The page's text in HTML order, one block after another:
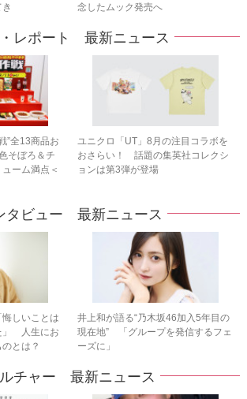
念したムック発売へ
レポート 最新ニュース
”全13商品お
そぼろ＆チ
ーム満点＜
ユニクロ「UT」8月の注目コラボを
おさらい！ 話題の集英社コレクシ
ョンは第3弾が登場
タビュー 最新ニュース
悔しいことは
」 人生にお
とは？
井上和が語る“乃木坂46加入5年目の
現在地” 「グループを発信するフェ
ーズに」
チャー 最新ニュース